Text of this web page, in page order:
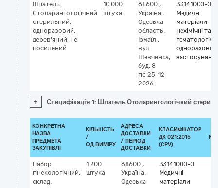
Шпатель
Отоларингологічний
стерильний,
одноразовий,
дерев'яний, не
посилений
10 000
штука
68600 ,
Україна ,
Одеська
область ,
Ізмаїл ,
вул.
Шевченка,
буд. 8
по 25-12-
2026
33141000-0
Медичні
матеріали
нехімічні та
гематологічні
+ Специфікація 1: Шпатель Отоларингологічний
КОНКРЕТНА
НАЗВА
ПРЕДМЕТА
ЗАКУПІВЛІ
КІЛЬКІСТЬ
/
ОД.ВИМІРУ
АДРЕСА
ДОСТАВКИ
/ ПЕРІОД
ДОСТАВКИ
КЛАСИФІКАТОР
ДК 021:2015
(CPV)
Набор
гінекологічний:
склад:
1 200
штука
68600 ,
Україна ,
Одеська
33141000-0
Медичні
матеріали